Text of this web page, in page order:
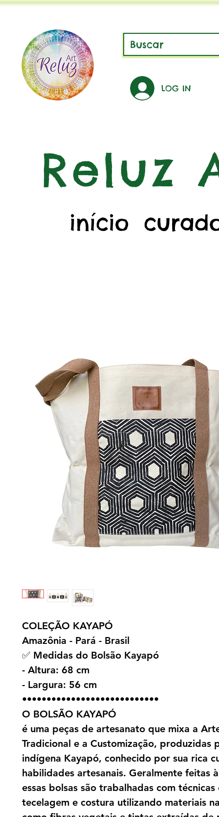
LOG IN
Reluz
início
COLEÇÃO KAYAPÓ
Amazônia - Pará - Brasil
✅ Medidas do Bolsão Kayapó
- Altura: 68 cm
- Largura: 56 cm
••••••••••••••••••••••••••••
O BOLSÃO KAYAPÓ
é uma peças de artesanato que mixa a
Tradicional e a Customização, produzidas
indígena Kayapó, conhecido por sua rica
habilidades artesanais. Geralmente feitas
essas bolsas são trabalhadas com técnicas
tecelagem e costura utilizando materiais